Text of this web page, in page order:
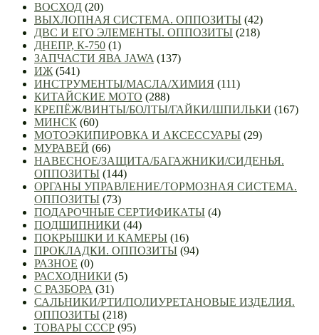
ВОСХОД (20)
ВЫХЛОПНАЯ СИСТЕМА. ОППОЗИТЫ (42)
ДВС И ЕГО ЭЛЕМЕНТЫ. ОППОЗИТЫ (218)
ДНЕПР, К-750 (1)
ЗАПЧАСТИ ЯВА JAWA (137)
ИЖ (541)
ИНСТРУМЕНТЫ/МАСЛА/ХИМИЯ (111)
КИТАЙСКИЕ МОТО (288)
КРЕПЁЖ/ВИНТЫ/БОЛТЫ/ГАЙКИ/ШПИЛЬКИ (167)
МИНСК (60)
МОТОЭКИПИРОВКА И АКСЕССУАРЫ (29)
МУРАВЕЙ (66)
НАВЕСНОЕ/ЗАЩИТА/БАГАЖНИКИ/СИДЕНЬЯ.
ОППОЗИТЫ (144)
ОРГАНЫ УПРАВЛЕНИЕ/ТОРМОЗНАЯ СИСТЕМА.
ОППОЗИТЫ (73)
ПОДАРОЧНЫЕ СЕРТИФИКАТЫ (4)
ПОДШИПНИКИ (44)
ПОКРЫШКИ И КАМЕРЫ (16)
ПРОКЛАДКИ. ОППОЗИТЫ (94)
РАЗНОЕ (0)
РАСХОДНИКИ (5)
С РАЗБОРА (31)
САЛЬНИКИ/РТИ/ПОЛИУРЕТАНОВЫЕ ИЗДЕЛИЯ.
ОППОЗИТЫ (218)
ТОВАРЫ СССР (95)